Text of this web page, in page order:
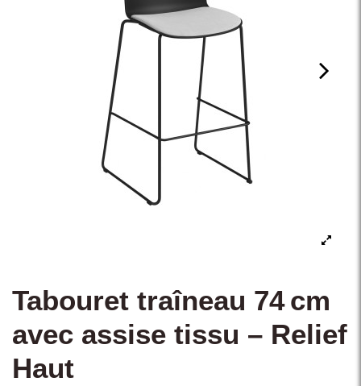
Tabouret traîneau 74 cm
avec assise tissu – Relief
Haut